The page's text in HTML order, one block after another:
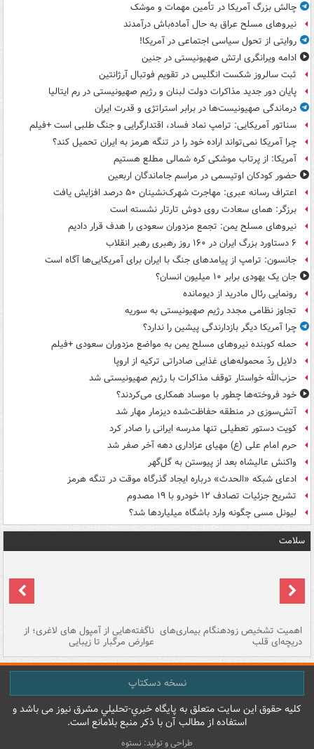
چالش بزرگ آمریکا در تأمین مهمات و موشک
نیروهای مسلح عراق به حال آماده‌باش درآمدند
روایتی از تحول سیاسی اجتماعی در آمریکا!
ادامه ویرانگری ارتش صهیونیستی در جنین
ثبت سالروز شکست انگلیس در تقویم فوتبال آرژانتین
پایان دور جدید مذاکرات دولت لبنان و رژیم صهیونیستی در رم ایتالیا
درماندگی صهیونیست‌ها در برابر استراتژی و قدرت ایران
سناتور آمریکایی: ترامپ نماد فساد، اقتدارگرایی و جنگ طلبی است +فیلم
چرا آمریکا نمی‌تواند اراده خود را در تنگه هرمز به ایران تحمیل کند؟
آمریکا: از پرتاب موشکی کره شمالی مطلع هستیم
حضور کودکان اوتیسمی در مراسم جاماندگان اربعین
اعتراف رسانه عبری: مهاجرت شهرک‌نشینان ۵۰ درصد افزایش یافت
برزگر: همای سعادت روی دوش تارتار نشسته است
نیروهای مسلح یمن: تجمع مزدوران سعودی را هدف قرار دادیم
۶ دستاورد بزرگ ایران در ۱۶۰ روز رهبری رهبر انقلاب
جانسون: ترامپ از پیامدهای جنگ با ایران برای آمریکایی‌ها آگاه است
جان یک یهودی برابر ۱۰ میلیون انسان؟
رونمایی رئال مادرید از دیومانده
تجاوز نظامی مجدد رژیم صهیونیستی به سوریه
چرا آمریکا دیگر بازدارندگی پیشین را ندارد؟
حمله کوبنده نیروهای مسلح یمن به مواضع مزدوران سعودی +فیلم
دلایل ردّ محموله‌های غذایی صادراتی ترکیه از اروپا
حزب‌الله خواستار توقف مذاکرات با رژیم صهیونیستی شد
خود فروخته‌ها چطور با موساد همکاری می‌کردند؟
آتش‌سوزی در منطقه حفاظت‌شده دیزمار مهار شد
کویت دستور تعطیلی تنها مدرسه ایرانی را صادر کرد
حرم امام علی (ع) مهیای عزاداری دهه آخر صفر شد
واکنش عالیشاه بعد از پیوستن به گل‌گهر
ادعای شبکه «الحدث» درباره ایجاد گذرگاه موقت در تنگه هرمز
تشریح جزئیات تصادف ۱۲ خودرو با ۱۹ مصدوم
لیونل مسی چگونه وارد باشگاه میلیاردها شد؟
سلامت
اهمیت تشخیص زودهنگام بیماری‌های
دریچه‌ای قلب
ناگفته‌هایی از آمپول های لاغری؛ از
عوارض مرگبار تا زیبایی
نسخه دسکتاپ
کليه حقوق اين سايت متعلق به پایگاه خبري-تحليلي مشرق نيوز می باشد و
استفاده از مطالب آن با ذکر منبع بلامانع است.
طراحی و تولید: نستوه